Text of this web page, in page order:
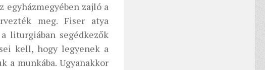
egyházmegyében zajló a
meg. Fiser atya
liturgiában segédkezők
kell, hogy legyenek a
a munkába. Ugyanakkor